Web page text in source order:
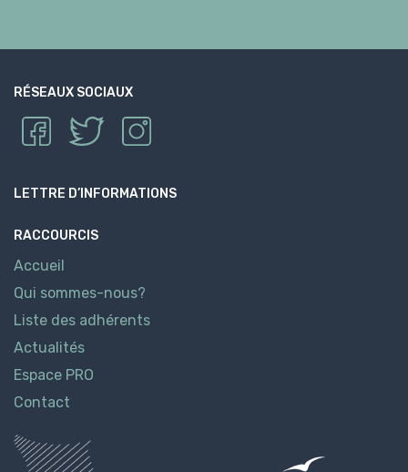
RÉSEAUX SOCIAUX
LETTRE D’INFORMATIONS
RACCOURCIS
Accueil
Qui sommes-nous?
Liste des adhérents
Actualités
Espace PRO
Contact